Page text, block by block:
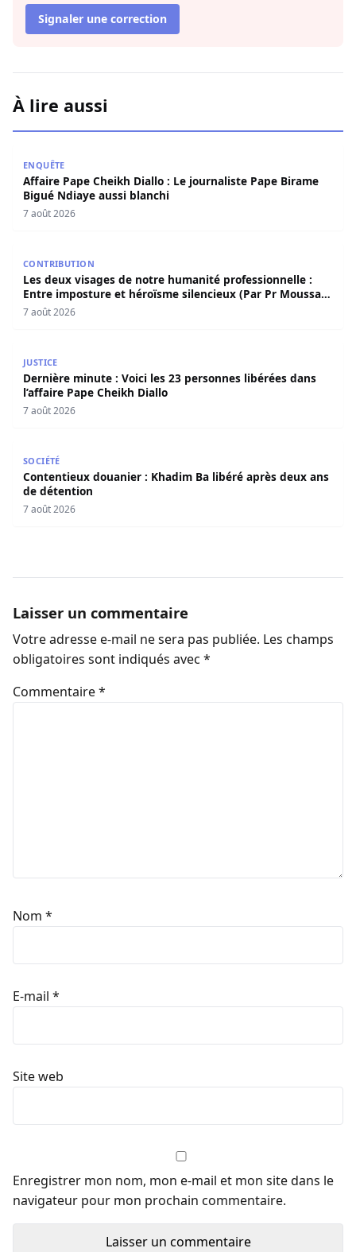
Signaler une correction
À lire aussi
ENQUÊTE
Affaire Pape Cheikh Diallo : Le journaliste Pape Birame
Bigué Ndiaye aussi blanchi
7 août 2026
CONTRIBUTION
Les deux visages de notre humanité professionnelle :
Entre imposture et héroïsme silencieux (Par Pr Moussa
Seydi)
7 août 2026
JUSTICE
Dernière minute : Voici les 23 personnes libérées dans
l’affaire Pape Cheikh Diallo
7 août 2026
SOCIÉTÉ
Contentieux douanier : Khadim Ba libéré après deux ans
de détention
7 août 2026
Laisser un commentaire
Votre adresse e-mail ne sera pas publiée. Les champs
obligatoires sont indiqués avec *
Commentaire*
Nom *
E-mail *
Site web
Enregistrer mon nom, mon e-mail et mon site dans le
navigateur pour mon prochain commentaire.